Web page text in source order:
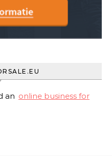
an online business for